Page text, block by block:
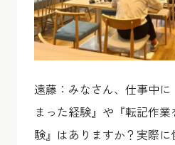
遠藤：みなさん、仕事中に
まった経験』や『転記作
験』はありますか？実際